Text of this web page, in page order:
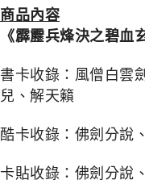
商品內容
《霹靂兵烽決之碧
書卡收錄：風僧白雲劍
兒 、 解天籟
酷卡收錄：佛劍分說 、
卡貼收錄：佛劍分說